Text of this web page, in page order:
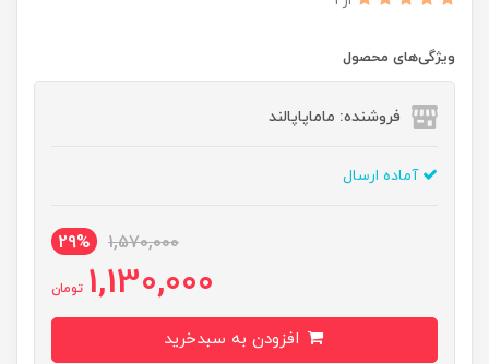
ویژگی‌های محصول
فروشنده: ماماپاپالند
آماده ارسال
1,570,000
29%
1,130,000 تومان